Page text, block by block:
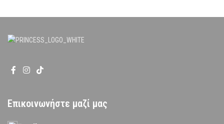
Επικοινωνήστε μαζί μας